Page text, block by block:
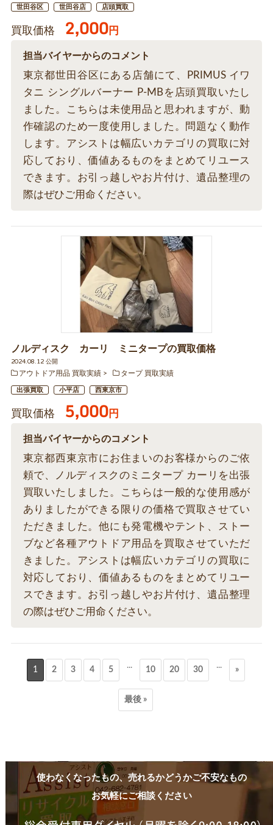
世田谷区 世田谷店 店頭買取
買取価格 2,000円
担当バイヤーからのコメント
東京都世田谷区にある店舗にて、PRIMUS イワ
タニ シングルバーナー P-MBを店頭買取いたし
ました。こちらは未使用品と思われますが、動
作確認のため一度使用しました。問題なく動作
します。アシストは幅広いカテゴリの買取に対
応しており、価値あるものをまとめてリユース
できます。お引っ越しやお片付け、遺品整理の
際はぜひご用命ください。
ノルディスク カーリ ミニタープの買取価格
2024.08.12 公開
アウトドア用品 買取実績
タープ 買取実績
出張買取 小平店 西東京市
買取価格 5,000円
担当バイヤーからのコメント
東京都西東京市にお住まいのお客様からのご依
頼で、ノルディスクのミニタープ カーリを出張
買取いたしました。こちらは一般的な使用感が
ありましたができる限りの価格で買取させてい
ただきました。他にも発電機やテント、ストー
ブなど各種アウトドア用品を買取させていただ
きました。アシストは幅広いカテゴリの買取に
対応しており、価値あるものをまとめてリユー
スできます。お引っ越しやお片付け、遺品整理
の際はぜひご用命ください。
1 2 3 4 5 ... 10 20 30 ... »
最後 »
使わなくなったもの、売れるかどうかご不安なもの
お気軽にご相談ください